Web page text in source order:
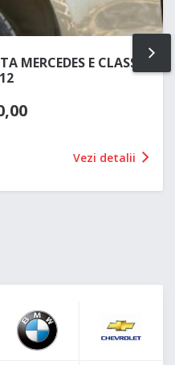
MERCEDES E CLASS
Vezi detalii